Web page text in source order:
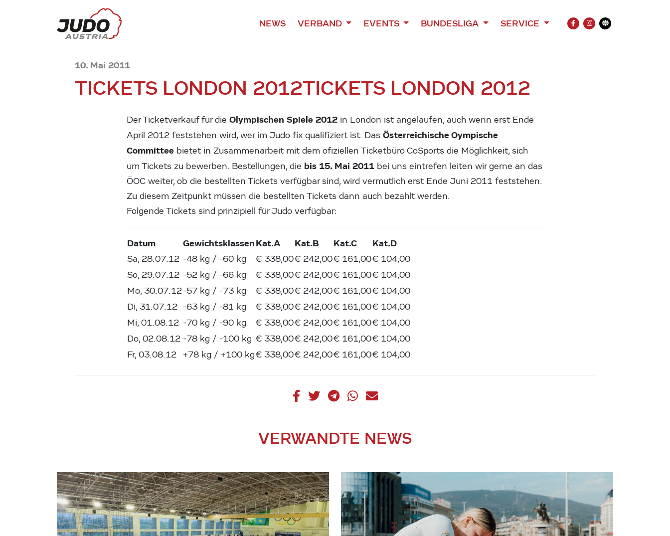
NEWS VERBAND EVENTS BUNDESLIGA SERVICE
FACEBOOK
INSTAGRAM
Übersetzung
10. Mai 2011
TICKETS LONDON 2012TICKETS LONDON 2012
Der Ticketverkauf für dieOlympischen Spiele 2012 in London ist angelaufen, auch wenn erst Ende
April 2012 feststehen wird, wer im Judo fix qualifiziert ist. DasÖsterreichische Oympische
Committee bietet in Zusammenarbeit mit dem ofiziellen Ticketbüro CoSports die Möglichkeit, sich
um Tickets zu bewerben. Bestellungen, die bis 15. Mai 2011 bei uns eintrefen leiten wir gerne an das
ÖOC weiter, ob die bestellten Tickets verfügbar sind, wird vermutlich erst Ende Juni 2011 feststehen.
Zu diesem Zeitpunkt müssen die bestellten Tickets dann auch bezahlt werden.
Folgende Tickets sind prinzipiell für Judo verfügbar:
Datum GewichtsklassenKat.A Kat.B Kat.C Kat.D
Sa, 28.07.12 -48 kg / -60 kg € 338,00€ 242,00€ 161,00€ 104,00
So, 29.07.12 -52 kg / -66 kg € 338,00€ 242,00€ 161,00€ 104,00
Mo, 30.07.12-57 kg / -73 kg € 338,00€ 242,00€ 161,00€ 104,00
Di, 31.07.12 -63 kg / -81 kg € 338,00€ 242,00€ 161,00€ 104,00
Mi, 01.08.12 -70 kg / -90 kg € 338,00€ 242,00€ 161,00€ 104,00
Do, 02.08.12 -78 kg / -100 kg € 338,00€ 242,00€ 161,00€ 104,00
Fr, 03.08.12
+78 kg / +100 kg€ 338,00€ 242,00€ 161,00€ 104,00
VERWANDTE NEWS